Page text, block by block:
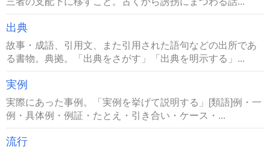
出典
故事・成語、引用文、また引用された語句などの出所であ
る書物。典拠。「出典をさがす」「出典を明示する」...
実例
実際にあった事例。「実例を挙げて説明する」[類語]例・一
例・具体例・例証・たとえ・引き合い・ケース・...
流行